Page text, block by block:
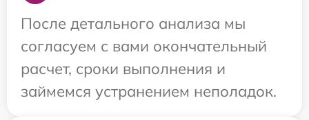
После детального анализа мы
согласуем с вами окончательный
расчет, сроки выполнения и
займемся устранением неполадок.